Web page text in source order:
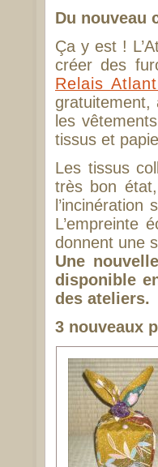
Du nouveau
Ça y est !
créer des
Relais
gratuitement,
les
tissus et
Les tissus
très bon
L’empreinte
donnent une
Une
disponible
des ateliers.
3 nouveaux